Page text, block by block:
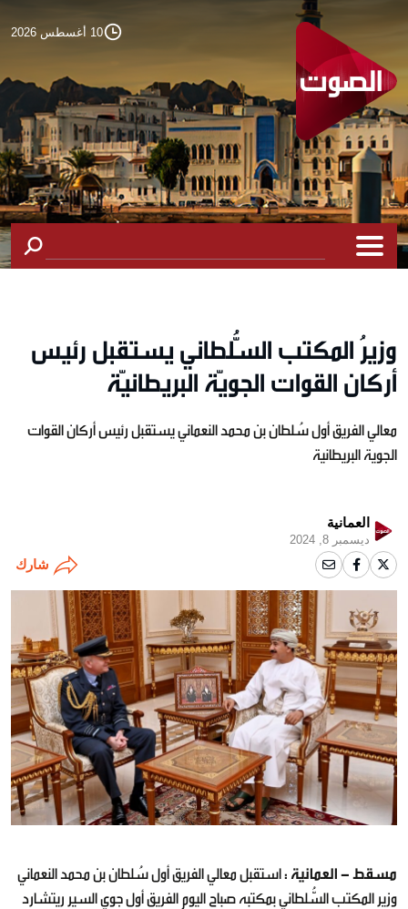
10 أغسطس 2026
وزيرُ المكتب السُّلطاني يستقبل رئيس
أركان القوات الجويّة البريطانيّة
معالي الفريق أول سُلطان بن محمد النعماني يستقبل رئيس أركان القوات
الجوية البريطانية
العمانية
ديسمبر 8, 2024
شارك
مسقط - العمانية :استقبل معالي الفريق أول سُلطان بن محمد النعماني
وزير المكتب السُّلطاني بمكتبه صباح اليوم الفريق أول جوي السير ريتشارد